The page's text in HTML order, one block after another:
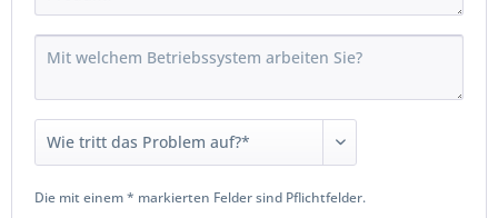
Die mit einem * markierten Felder sind Pflichtfelder.